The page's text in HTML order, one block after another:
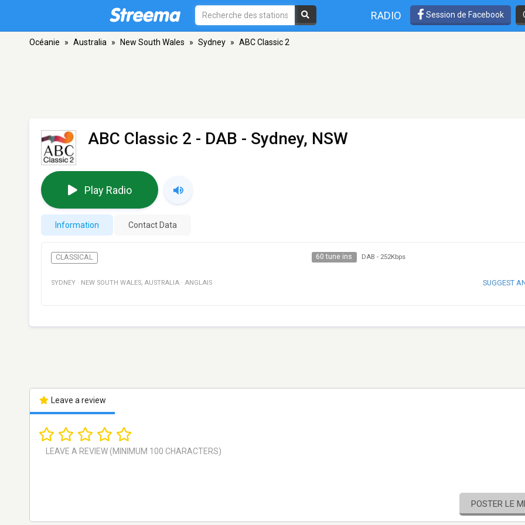
RADIO Session de Facebook
Océanie » Australia » New South Wales » Sydney » ABC Classic 2
ABC Classic 2 - DAB - Sydney, NSW
Play Radio
Information Contact Data
CLASSICAL 60 tune ins DAB - 252Kbps
SYDNEY · NEW SOUTH WALES, AUSTRALIA · ANGLAIS SUGGEST
Leave a review
POSTER LE